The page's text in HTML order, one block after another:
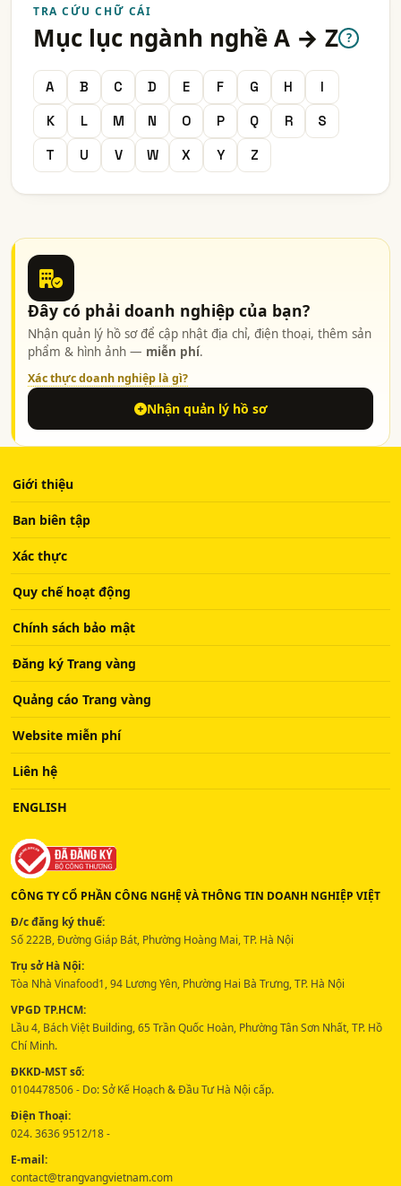
TRA CỨU CHỮ CÁI
Mục lục ngành nghề A → Z ?
A B C D E F G H
I
K
L M N O P Q R
S
T
U V W X Y Z
Đây có phải doanh nghiệp của bạn?
Nhận quản lý hồ sơ để cập nhật địa chỉ, điện thoại, thêm sản
phẩm & hình ảnh — miễn phí.
Xác thực doanh nghiệp là gì?
Nhận quản lý hồ sơ
Giới thiệu
Ban biên tập
Xác thực
Quy chế hoạt động
Chính sách bảo mật
Đăng ký Trang vàng
Quảng cáo Trang vàng
Website miễn phí
Liên hệ
ENGLISH
CÔNG TY CỔ PHẦN CÔNG NGHỆ VÀ THÔNG TIN DOANH NGHIỆP VIỆT
Đ/c đăng ký thuế:
Số 222B, Đường Giáp Bát, Phường Hoàng Mai, TP. Hà Nội
Trụ sở Hà Nội:
Tòa Nhà Vinafood1, 94 Lương Yên, Phường Hai Bà Trưng, TP. Hà Nội
VPGD TP.HCM:
Lầu 4, Bách Việt Building, 65 Trần Quốc Hoàn, Phường Tân Sơn Nhất, TP. Hồ
Chí Minh.
ĐKKD-MST số:
0104478506 - Do: Sở Kế Hoạch & Đầu Tư Hà Nội cấp.
Điện Thoại:
024. 3636 9512/18 -
E-mail:
contact@trangvangvietnam.com